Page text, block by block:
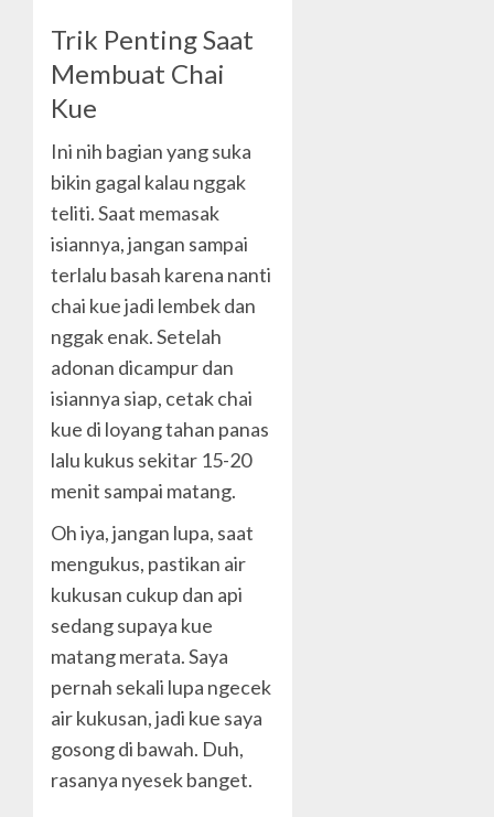
Trik Penting Saat
Membuat Chai
Kue
Ini nih bagian yang suka
bikin gagal kalau nggak
teliti. Saat memasak
isiannya, jangan sampai
terlalu basah karena nanti
chai kue jadi lembek dan
nggak enak. Setelah
adonan dicampur dan
isiannya siap, cetak chai
kue di loyang tahan panas
lalu kukus sekitar 15-20
menit sampai matang.
Oh iya, jangan lupa, saat
mengukus, pastikan air
kukusan cukup dan api
sedang supaya kue
matang merata. Saya
pernah sekali lupa ngecek
air kukusan, jadi kue saya
gosong di bawah. Duh,
rasanya nyesek banget.